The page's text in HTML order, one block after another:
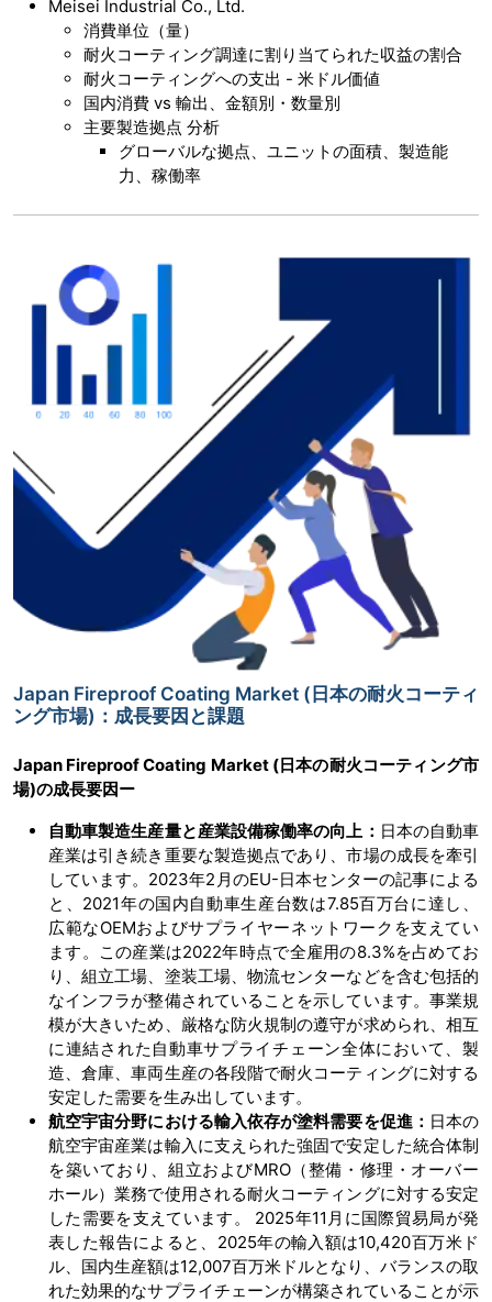
Meisei Industrial Co., Ltd.
消費単位（量）
耐火コーティング調達に割り当てられた収益の割合
耐火コーティングへの支出 - 米ドル価値
国内消費 vs 輸出、金額別・数量別
主要製造拠点 分析
グローバルな拠点、ユニットの面積、製造能
力、稼働率
Japan Fireproof Coating Market (日本の耐火コーティ
ング市場)：成長要因と課題
Japan Fireproof Coating Market (日本の耐火コーティング市
場)の成長要因ー
自動車製造生産量と産業設備稼働率の向上： 日本の自動車
産業は引き続き重要な製造拠点であり、市場の成長を牽引
しています。2023年2月のEU-日本センターの記事による
と、2021年の国内自動車生産台数は7.85百万台に達し、
広範なOEMおよびサプライヤーネットワークを支えてい
ます。この産業は2022年時点で全雇用の8.3%を占めてお
り、組立工場、塗装工場、物流センターなどを含む包括的
なインフラが整備されていることを示しています。事業規
模が大きいため、厳格な防火規制の遵守が求められ、相互
に連結された自動車サプライチェーン全体において、製
造、倉庫、車両生産の各段階で耐火コーティングに対する
安定した需要を生み出しています。
航空宇宙分野における輸入依存が塗料需要を促進： 日本の
航空宇宙産業は輸入に支えられた強固で安定した統合体制
を築いており、組立およびMRO（整備・修理・オーバー
ホール）業務で使用される耐火コーティングに対する安定
した需要を支えています。 2025年11月に国際貿易局が発
表した報告によると、2025年の輸入額は10,420百万米ド
ル、国内生産額は12,007百万米ドルとなり、バランスの取
れた効果的なサプライチェーンが構築されていることが示